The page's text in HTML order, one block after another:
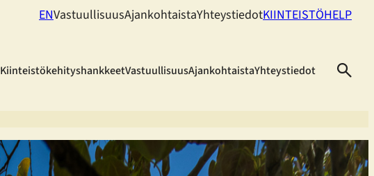
ENVastuullisuusAjankohtaistaYhteystiedotKIINTEISTÖHELP
KiinteistökehityshankkeetVastuullisuusAjankohtaistaYhteystiedot